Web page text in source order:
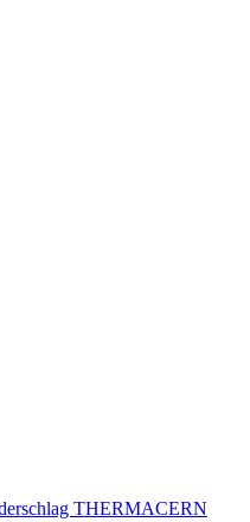
THERMACERN